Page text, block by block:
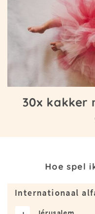
30x kakker
Hoe spel
Internationaal